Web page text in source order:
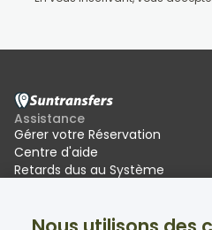
Assistance
Gérer votre Réservation
Centre d'aide
Retards dus au Système